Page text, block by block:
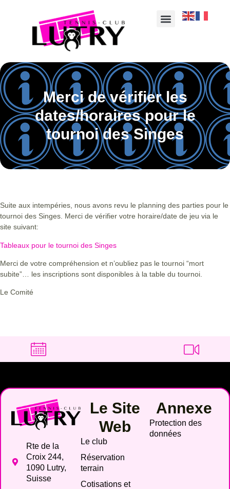
Merci de vérifier les
dates/horaires pour le
tournoi des Singes
Suite aux intempéries, nous avons revu le planning des parties pour le
tournoi des Singes. Merci de vérifier votre horaire/date de jeu via le
site suivant:
Tableaux pour le tournoi des Singes
Merci de votre compréhension et n’oubliez pas le tournoi “mort
subite”… les inscriptions sont disponibles à la table du tournoi.
Le Comité
Rte de la
Croix 244,
1090 Lutry,
Suisse
Le Site
Web
Le club
Réservation
terrain
Cotisations et
Annexe
Protection des
données